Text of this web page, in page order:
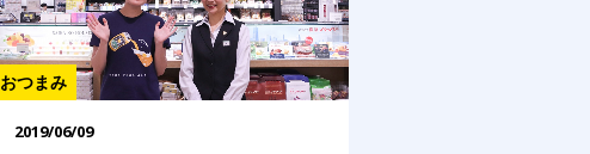
おつまみ
2019/06/09